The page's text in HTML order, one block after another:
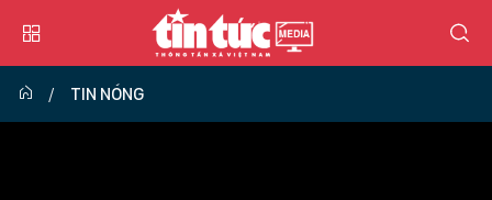
TIN NÓNG